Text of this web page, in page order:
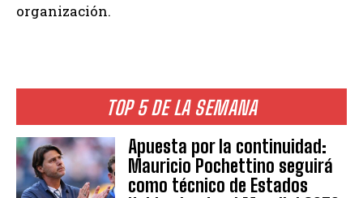
TOP 5 DE LA SEMANA
Apuesta por la continuidad:
Mauricio Pochettino seguirá
como técnico de Estados
organización.